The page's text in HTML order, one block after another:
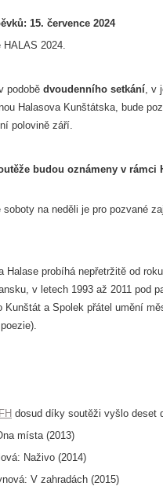
15. července 2024
2024.
podobě dvoudenního setkání, v
Halasova Kunštátska, bude
polovině září.
budou oznámeny v
na neděli je pro pozvané
Halase probíhá nepřetržitě od
v letech 1993 až 2011 pod
Kunštát a Spolek přátel umění
dosud díky soutěži vyšlo deset
místa (2013)
Naživo (2014)
V zahradách (2015)